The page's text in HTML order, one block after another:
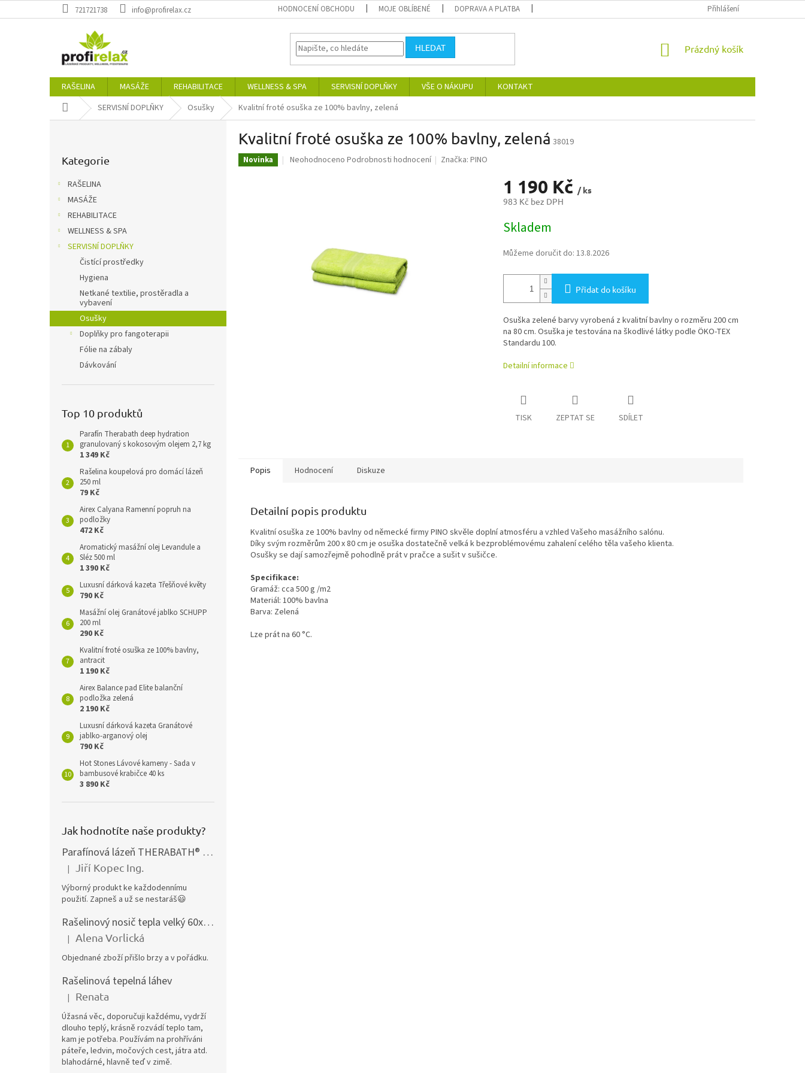
na
721721738 info@profirelax.cz HODNOCENÍ OBCHODU MOJE OBLÍBENÉ DOPRAVA A PLATBA OCHRANA OSOBNÍCH ÚDAJŮ
Přihlášení
HLEDAT
NÁKUPNÍ
Prázdný košík
RAŠELINA MASÁŽE REHABILITACE WELLNESS & SPA SERVISNÍ DOPLŇKY VŠE O NÁKUPU
KONTAKT
Domů SERVISNÍ DOPLŇKY Osušky Kvalitní froté osuška ze 100% bavlny, zelená
kategorie
Kategorie
RAŠELINA
MASÁŽE
REHABILITACE
WELLNESS & SPA
SERVISNÍ DOPLŇKY
Čistící prostředky
Hygiena
Netkané textilie, prostěradla a
vybavení
Osušky
Doplňky pro fangoterapii
Fólie na zábaly
Dávkování
Top 10 produktů
Parafín Therabath deep hydration
granulovaný s kokosovým olejem 2,7 kg
1 349 Kč
Rašelina koupelová pro domácí lázeň
250 ml
79 Kč
Airex Calyana Ramenní popruh na
podložky
472 Kč
Aromatický masážní olej Levandule a
Sléz 500 ml
1 390 Kč
Luxusní dárková kazeta Třešňové květy
790 Kč
Masážní olej Granátové jablko SCHUPP
200 ml
290 Kč
Kvalitní froté osuška ze 100% bavlny,
antracit
1 190 Kč
Airex Balance pad Elite balanční
podložka zelená
2 190 Kč
Luxusní dárková kazeta Granátové
jablko-arganový olej
790 Kč
Hot Stones Lávové kameny - Sada v
bambusové krabičce 40 ks
3 890 Kč
Jak hodnotíte naše produkty?
Parafínová lázeň THERABATH® PRO, parafínová vana TB7
Hodnocení produktu je 5 z 5 hvězdiček.
| Jiří Kopec Ing.
Výborný produkt ke každodennímu
použití. Zapneš a už se nestaráš😃
Rašelinový nosič tepla velký 60x40 cm
Hodnocení produktu je 5 z 5 hvězdiček.
| Alena Vorlická
Objednané zboží přišlo brzy a v pořádku.
Rašelinová tepelná láhev
Hodnocení produktu je 5 z 5 hvězdiček.
| Renata
Úžasná věc, doporučuji každému, vydrží
dlouho teplý, krásně rozvádí teplo tam,
kam je potřeba. Používám na prohříváni
páteře, ledvin, močových cest, játra atd.
blahodárné, hlavně teď v zimě.
Kvalitní froté osuška ze 100% bavlny, zelená 38019
Novinka
Průměrné
Neohodnoceno Podrobnosti hodnocení Značka:PINO
1 190 Kč / ks
983 Kč bez DPH
cena:
Skladem
Můžeme doručit do: 13.8.2026
Přidat do košíku
Osuška zelené barvy vyrobená z kvalitní bavlny o rozměru 200 cm
na 80 cm. Osuška je testována na škodlivé látky podle ÖKO-TEX
Standardu 100.
Detailní informace
TISK ZEPTAT SE SDÍLET
Popis Hodnocení Diskuze
Detailní popis produktu
Kvalitní osuška ze 100% bavlny od německé firmy PINO skvěle doplní atmosféru a vzhled Vašeho masážního salónu.
Díky svým rozměrům 200 x 80 cm je osuška dostatečně velká k bezproblémovému zahalení celého těla vašeho klienta.
Osušky se dají samozřejmě pohodlně prát v pračce a sušit v sušičce.
Specifikace:
Gramáž: cca 500 g /m2
Materiál: 100% bavlna
Barva: Zelená
Lze prát na 60 °C.